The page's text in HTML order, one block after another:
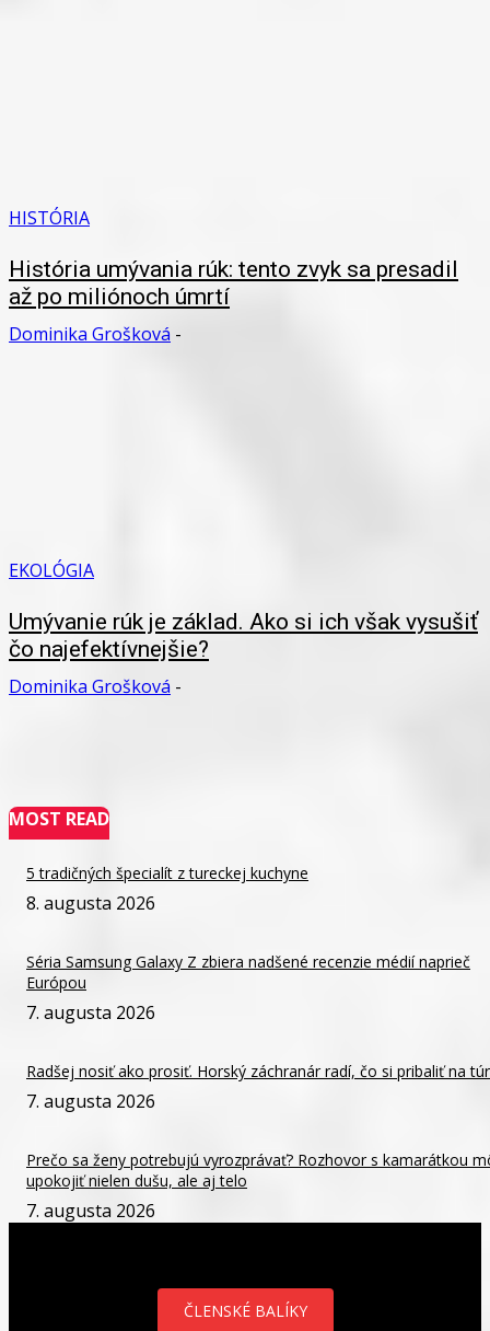
HISTÓRIA
História umývania rúk: tento zvyk sa presadil
až po miliónoch úmrtí
Dominika Grošková -
EKOLÓGIA
Umývanie rúk je základ. Ako si ich však vysušiť
čo najefektívnejšie?
Dominika Grošková -
MOST READ
5 tradičných špecialít z tureckej kuchyne
8. augusta 2026
Séria Samsung Galaxy Z zbiera nadšené recenzie médií naprieč
Európou
7. augusta 2026
Radšej nosiť ako prosiť. Horský záchranár radí, čo si pribaliť na
7. augusta 2026
Prečo sa ženy potrebujú vyrozprávať? Rozhovor s kamarátkou
upokojiť nielen dušu, ale aj telo
7. augusta 2026
ČLENSKÉ BALÍKY